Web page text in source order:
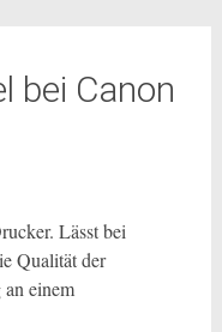
bei Canon
Lässt bei
Qualität der
einem